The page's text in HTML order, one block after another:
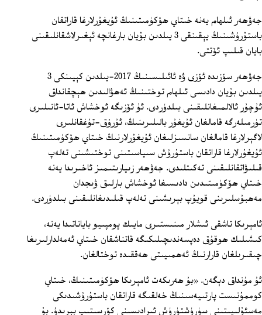
جەۋھەر ئىلھام يەنە خىتاي ھۆكۈمىتىنىڭ ئۇيغۇرلارغا قاراتقان
باستۇرۇشىنىڭ يېقىنقى 3 يىلدىن بۇيان بارغانچە ئېغىرلاشقانلىقىنى
بايان قىلىپ ئۆتتى.
جەۋھەر سۆزىدە ئۆزى ۋە ئائىلىسىنىڭ 2017-يىلدىن كېيىنكى 3
يىلدىن بۇيان دادىسى ئىلھام توختىنىڭ ئەھۋالىدىن ھېچقانداق
ئۇچۇر ئالالمىغانلىقىنى بىلدۈردى. ئۇ ئۆزىگە ئوخشاش ئاتا-ئانىلىرى
تۈرمىلەرگە قامالغان ئۇيغۇر بالىلىرىنىڭ، ئۇرۇق-تۇغقانلىرى
لاگېرلارغا قامالغان سانسىزلىغان ئۇيغۇرلارنىڭ خىتاي ھۆكۈمىتىنىڭ
ئۇيغۇرلارغا قاراتقان باستۇرۇش سىياسىتىنى توختىشىنى تەلەپ
قىلىۋاتقانلىقىنى تەكىتلىدى. جەۋھەر زىيارىتىمىز ئاخىرىدا يەنە
خىتاي ھۆكۈمىتىدىن دادىسىغا ئوخشاش بارلىق ۋىجدان
مەھبۇسلىرىنى قويۇپ بېرىشىنى تەلەپ قىلىدىغانلىقىنى بىلدۈردى.
ئامېرىكا تاشقى ئىشلار مىنىستىرى مايىك پومپىيو باياناتىدا يەنە،
كىشىلىك ھوقۇق دەپسەندىچىلىكىگە قاتناشقان خىتاي ئەمەلدارلىرىغا
چىقىرىلغان قارارنىڭ ئەھمىيىتى ھەققىدە توختالغان.
ئۇ مۇنداق دېگەن. «بۇ ھەرىكەت ئامېرىكا ھۆكۈمىتىنىڭ، خىتاي
كوممۇنىست پارتىيەسىنىڭ خەلقىگە قاراتقان باستۇرۇشىدىكى
مەسئۇلىيىتىنى سۈرۈشتۈرۈش ئىرادىسىنى كۆرسىتىپ بېرىدۇ. بۇ